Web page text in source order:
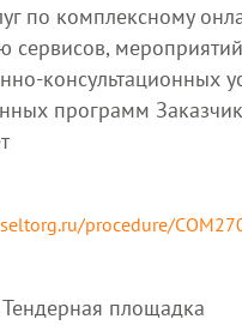
по комплексному
сервисов,
консультационных
программ
procedure/
Тендерная площадка